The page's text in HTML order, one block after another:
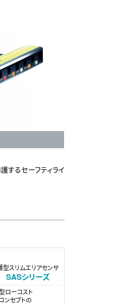
するセーフティライ
型スリムエリアセンサ
SASシリーズ
ローコスト
ンセプトの